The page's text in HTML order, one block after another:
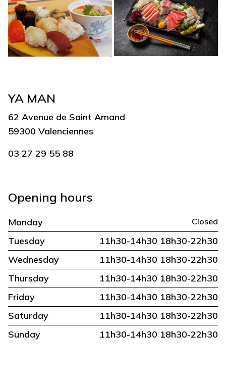
YA MAN
62 Avenue de Saint Amand
59300 Valenciennes
03 27 29 55 88
Opening hours
Monday Closed
Tuesday
11h30-14h30 18h30-22h30
Wednesday
11h30-14h30 18h30-22h30
Thursday
11h30-14h30 18h30-22h30
Friday
11h30-14h30 18h30-22h30
Saturday
11h30-14h30 18h30-22h30
Sunday
11h30-14h30 18h30-22h30